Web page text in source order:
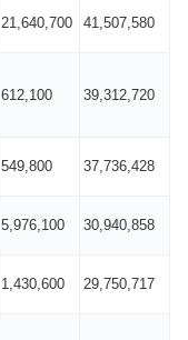
21,640,700 41,507,580
612,100 39,312,720
549,800 37,736,428
5,976,100 30,940,858
1,430,600 29,750,717